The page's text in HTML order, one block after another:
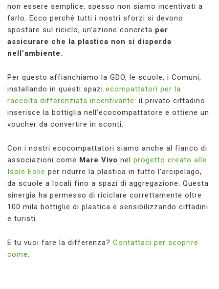
non essere semplice, spesso non siamo incentivati a
farlo. Ecco perché tutti i nostri sforzi si devono
spostare sul riciclo, un’azione concreta per
assicurare che la plastica non si disperda
nell’ambiente.
Per questo affianchiamo la GDO, le scuole, i Comuni,
installando in questi spazi ecompattatori per la
raccolta differenziata incentivante: il privato cittadino
inserisce la bottiglia nell’ecocompattatore e ottiene un
voucher da convertire in sconti.
Con i nostri ecocompattatori siamo anche al fianco di
associazioni come Mare Vivo nel progetto creato alle
Isole Eolie per ridurre la plastica in tutto l’arcipelago,
da scuole a locali fino a spazi di aggregazione. Questa
sinergia ha permesso di riciclare correttamente oltre
100 mila bottiglie di plastica e sensibilizzando cittadini
e turisti.
E tu vuoi fare la differenza? Contattaci per scoprire
come.